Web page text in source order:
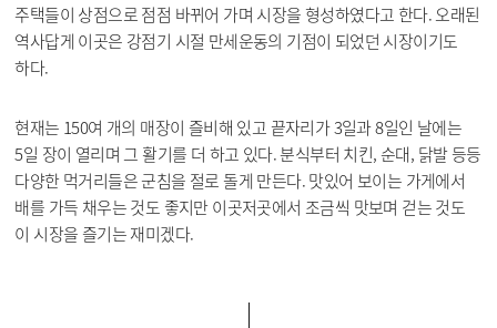
주택들이 상점으로 점점 바뀌어 가며 시장을 형성하였다고 한다. 오래된
역사답게 이곳은 강점기 시절 만세운동의 기점이 되었던 시장이기도
하다.
현재는 150여 개의 매장이 즐비해 있고 끝자리가 3일과 8일인 날에는
5일 장이 열리며 그 활기를 더 하고 있다. 분식부터 치킨, 순대, 닭발 등등
다양한 먹거리들은 군침을 절로 돌게 만든다. 맛있어 보이는 가게에서
배를 가득 채우는 것도 좋지만 이곳저곳에서 조금씩 맛보며 걷는 것도
이 시장을 즐기는 재미겠다.